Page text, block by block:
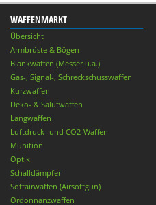
WAFFENMARKT
Übersicht
Armbrüste & Bögen
Blankwaffen (Messer u.ä.)
Gas-, Signal-, Schreckschusswaffen
Kurzwaffen
Deko- & Salutwaffen
Langwaffen
Luftdruck- und CO2-Waffen
Munition
Optik
Schalldämpfer
Softairwaffen (Airsoftgun)
Ordonnanzwaffen